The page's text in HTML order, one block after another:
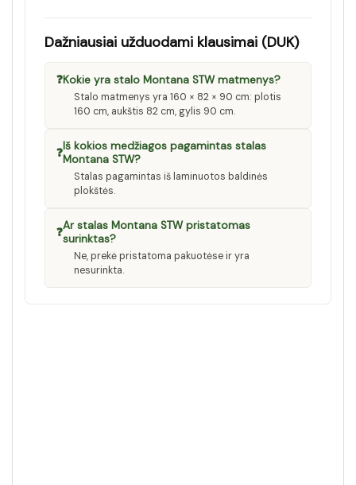
Dažniausiai užduodami klausimai (DUK)
❓Kokie yra stalo Montana STW matmenys?
Stalo matmenys yra 160 × 82 × 90 cm: plotis
160 cm, aukštis 82 cm, gylis 90 cm.
❓Iš kokios medžiagos pagamintas stalas
Montana STW?
Stalas pagamintas iš laminuotos baldinės
plokštės.
❓Ar stalas Montana STW pristatomas
surinktas?
Ne, prekė pristatoma pakuotėse ir yra
nesurinkta.